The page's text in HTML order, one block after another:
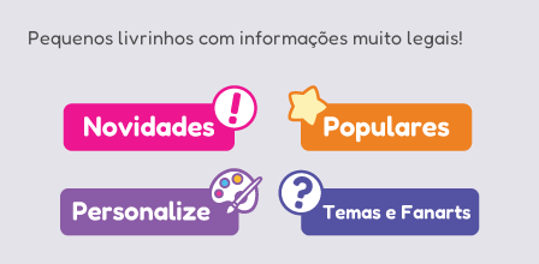
Portfolio
Contato
Pequenos livrinhos com informações muito legais!